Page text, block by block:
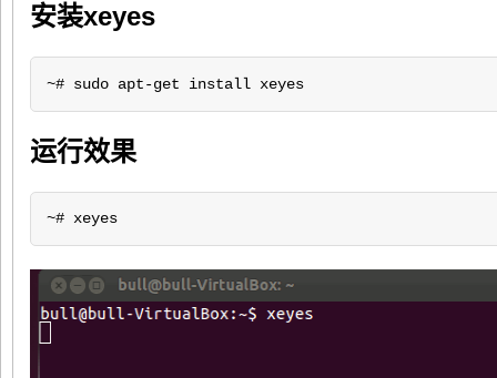
安装xeyes
~# sudo apt-get install xeyes
运行效果
~# xeyes